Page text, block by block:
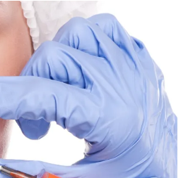
думать, что
в генетической лотерее
для безупречного
вопрос похудения
крайне остро, так как
карточка. Как
и на какие жертвы
ради фигуры?